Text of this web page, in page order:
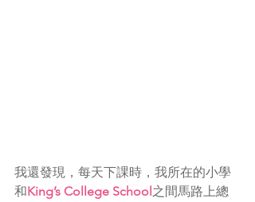
我還發現，每天下課時，我所在的小學
和King’s College School之間馬路上總